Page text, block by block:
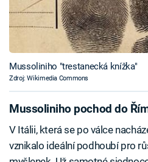
Mussoliniho "trestanecká knížka"
Zdroj: Wikimedia Commons
Mussoliniho pochod do
V Itálii, která se po válce
vznikalo ideální podhoubí pro